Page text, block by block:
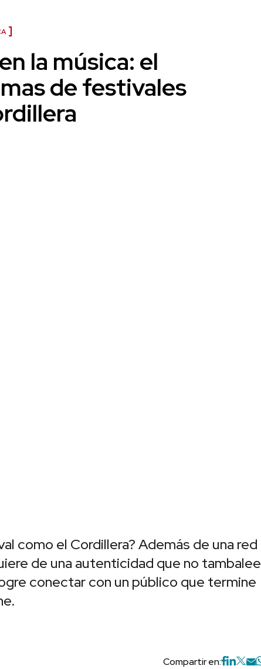
la música: el
de festivales
como el Cordillera? Además de una red
de una autenticidad que no tambalee
conectar con un público que termine
Compartir en: